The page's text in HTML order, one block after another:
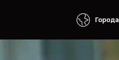
Города